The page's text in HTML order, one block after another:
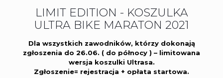
LIMIT EDITION - KOSZULKA
ULTRA BIKE MARATON 2021
Dla wszystkich zawodników, którzy dokonają
zgłoszenia do 26.06. ( do północy ) – limitowana
wersja koszulki Ultrasa.
Zgłoszenie= rejestracja + opłata startowa.